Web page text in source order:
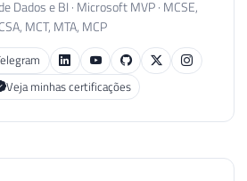
Dados e BI · Microsoft MVP · MCSE,
MCT, MTA, MCP
Veja minhas certificações